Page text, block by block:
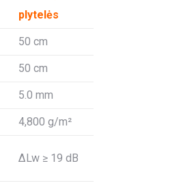
plytelės
50 cm
50 cm
5.0 mm
4,800 g/m²
ΔLw ≥ 19 dB